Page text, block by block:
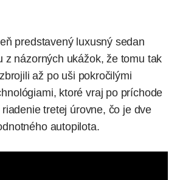
predstavený luxusný sedan
z názorných ukážok, že tomu tak
až po uši pokročilými
ktoré vraj po príchode
tretej úrovne, čo je dve
autopilota.